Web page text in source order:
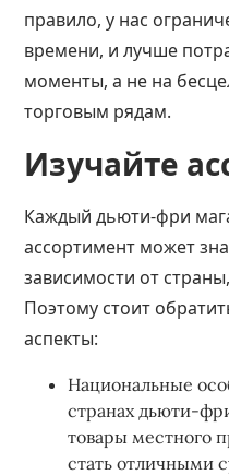
правило, у нас
времени, и лучше
моменты, а не на
торговым рядам.
Изучайте
Каждый дьюти-фри
ассортимент может
зависимости от
Поэтому стоит
аспекты:
Национальные
странах дьюти-
товары местного
стать отличными